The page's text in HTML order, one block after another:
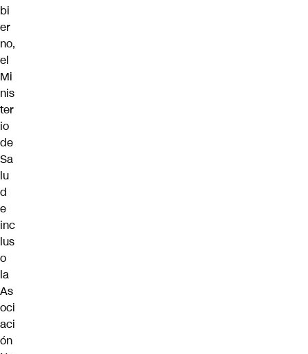
bi
er
no,
el
Mi
nis
ter
io
de
Sa
lu
d
e
inc
lus
o
la
As
oci
aci
ón